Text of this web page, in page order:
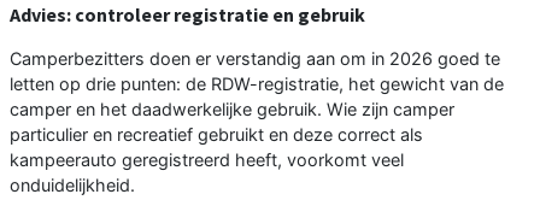
Advies: controleer registratie en gebruik
Camperbezitters doen er verstandig aan om in 2026 goed te
letten op drie punten: de RDW-registratie, het gewicht van de
camper en het daadwerkelijke gebruik. Wie zijn camper
particulier en recreatief gebruikt en deze correct als
kampeerauto geregistreerd heeft, voorkomt veel
onduidelijkheid.